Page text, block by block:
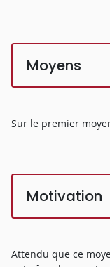
Moyens
Sur le premier
Motivation
Attendu que ce